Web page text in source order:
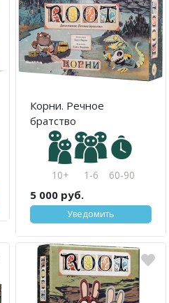
Корни. Речное
братство
10+ 1-6 60-90
5 000 руб.
Уведомить